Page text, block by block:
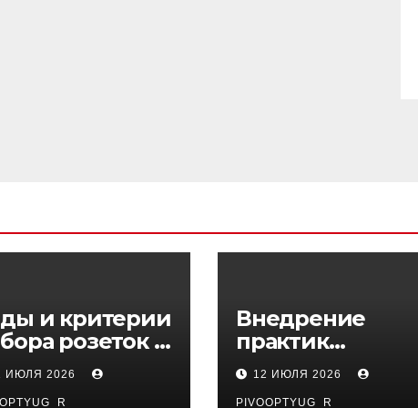
и критерии
розеток и
ИЮЛЯ 2026
Внедрение
практик
управляемого
DevOps в
12 ИЮЛЯ 2026
PIVOOPTYUG_R